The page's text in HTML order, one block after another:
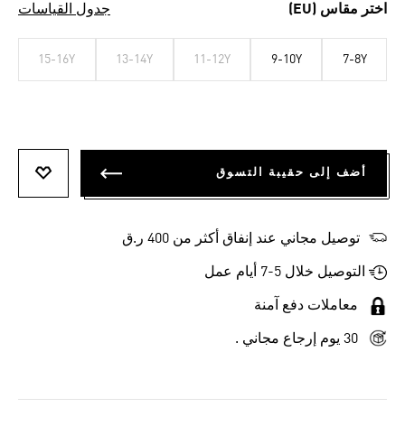
اختر مقاس (EU) جدول القياسات
7-8Y
9-10Y
11-12Y
13-14Y
15-16Y
أضف إلى حقيبة التسوق
توصيل مجاني عند إنفاق أكثر من 400 ر.ق
التوصيل خلال 5-7 أيام عمل
معاملات دفع آمنة